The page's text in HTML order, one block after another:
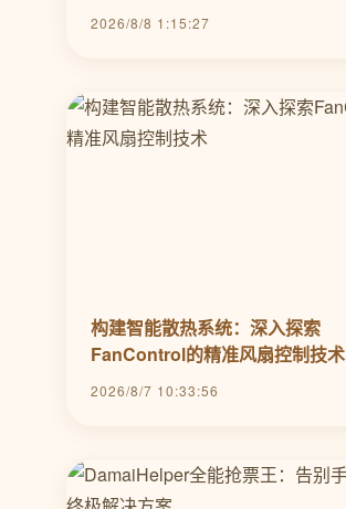
2026/8/8 1:15:27
构建智能散热系统：深入探索
FanControl的精准风扇控制技术
2026/8/7 10:33:56